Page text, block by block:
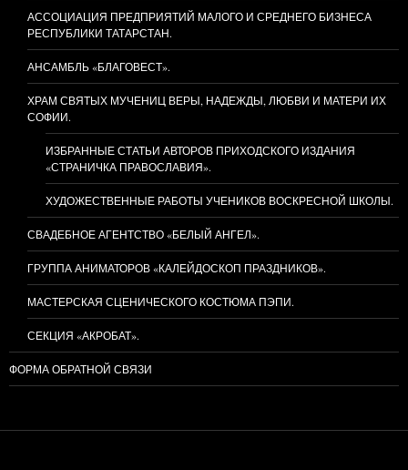
АССОЦИАЦИЯ ПРЕДПРИЯТИЙ МАЛОГО И СРЕДНЕГО БИЗНЕСА
РЕСПУБЛИКИ ТАТАРСТАН.
АНСАМБЛЬ «БЛАГОВЕСТ».
ХРАМ СВЯТЫХ МУЧЕНИЦ ВЕРЫ, НАДЕЖДЫ, ЛЮБВИ И МАТЕРИ ИХ
СОФИИ.
ИЗБРАННЫЕ СТАТЬИ АВТОРОВ ПРИХОДСКОГО ИЗДАНИЯ
«СТРАНИЧКА ПРАВОСЛАВИЯ».
ХУДОЖЕСТВЕННЫЕ РАБОТЫ УЧЕНИКОВ ВОСКРЕСНОЙ ШКОЛЫ.
СВАДЕБНОЕ АГЕНТСТВО «БЕЛЫЙ АНГЕЛ».
ГРУППА АНИМАТОРОВ «КАЛЕЙДОСКОП ПРАЗДНИКОВ».
МАСТЕРСКАЯ СЦЕНИЧЕСКОГО КОСТЮМА ПЭПИ.
СЕКЦИЯ «АКРОБАТ».
ФОРМА ОБРАТНОЙ СВЯЗИ